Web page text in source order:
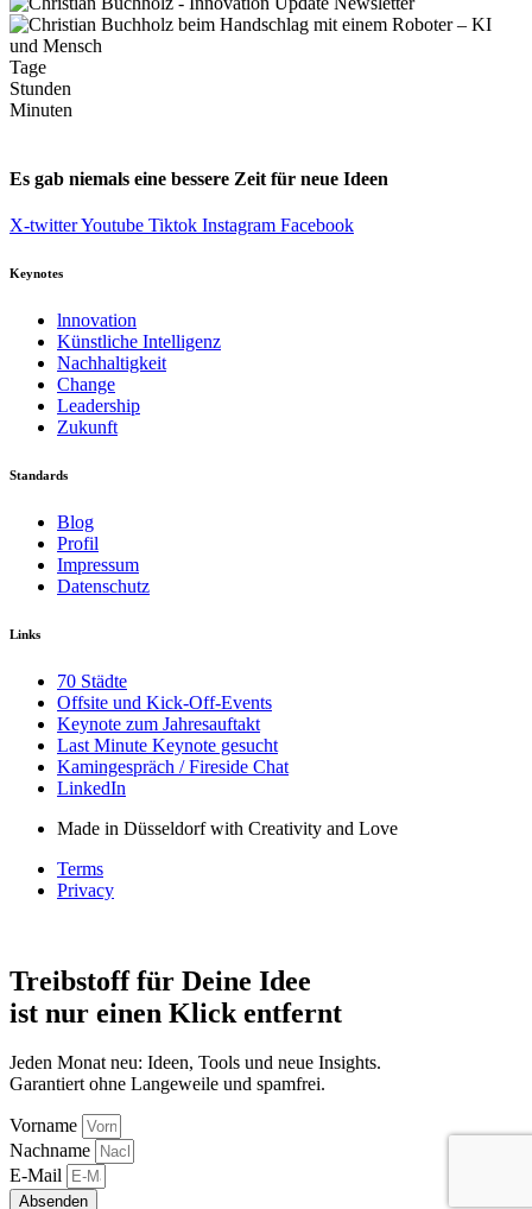
Tage
Stunden
Minuten
Es gab niemals eine bessere Zeit für neue Ideen
X-twitterYoutube Tiktok Instagram Facebook
Keynotes
lnnovation
Künstliche Intelligenz
Nachhaltigkeit
Change
Leadership
Zukunft
Standards
Blog
Profil
Impressum
Datenschutz
Links
70 Städte
Offsite und Kick-Off-Events
Keynote zum Jahresauftakt
Last Minute Keynote gesucht
Kamingespräch / Fireside Chat
LinkedIn
Made in Düsseldorf with Creativity and Love
Terms
Privacy
Treibstoff für Deine Idee
ist nur einen Klick entfernt
Jeden Monat neu: Ideen, Tools und neue Insights.
Garantiert ohne Langeweile und spamfrei.
Vorname
Nachname
E-Mail
Absenden